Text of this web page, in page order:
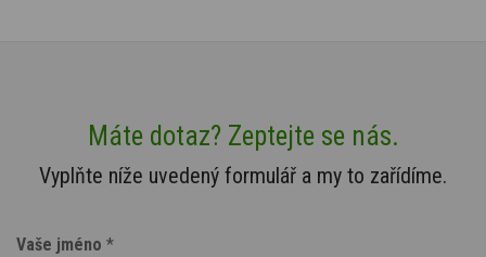
Máte dotaz? Zeptejte se nás.
Vyplňte níže uvedený formulář a my to zařídíme.
Vaše jméno *